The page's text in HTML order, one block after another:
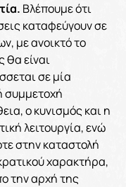
Βλέπουμε ότι
καταφεύγουν σε
με ανοικτό το
θα είναι
σε μία
συμμετοχή
ο κυνισμός και η
λειτουργία, ενώ
στην καταστολή
χαρακτήρα,
την αρχή της